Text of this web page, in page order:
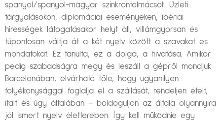
spanyol/spanyol-magyar szinkrontolmácsot. Üzleti
tárgyalásokon, diplomáciai eseményeken, ibériai
hírességek látogatásakor helyt áll, villámgyorsan és
tűpontosan váltja át a két nyelv között a szavakat és
mondatokat. Ez tanulta, ez a dolga, a hivatása. Amikor
pedig szabadságra megy és leszáll a gépről mondjuk
Barcelonában, elvárható tőle, hogy ugyanilyen
folyékonysággal foglalja el a szállását, rendeljen ételt,
italt és úgy általában – boldoguljon az általa olyannyira
jól ismert nyelv életterében. Így kell működnie egy